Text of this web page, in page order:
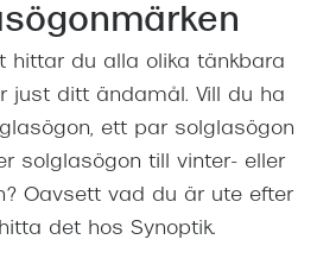
hittar du alla olika tänkbara
just ditt ändamål. Vill du ha
ett par solglasögon
solglasögon till vinter- eller
Oavsett vad du är ute efter
det hos Synoptik.